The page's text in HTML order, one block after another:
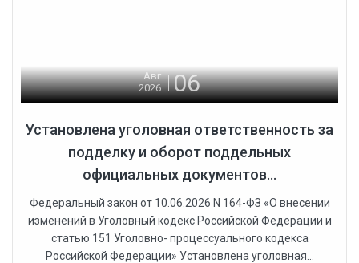
Авг
2026
06
Установлена уголовная ответственность за
подделку и оборот поддельных
официальных документов...
Федеральный закон от 10.06.2026 N 164-ФЗ «О внесении
изменений в Уголовный кодекс Российской Федерации и
статью 151 Уголовно- процессуального кодекса
Российской Федерации» Установлена уголовная...